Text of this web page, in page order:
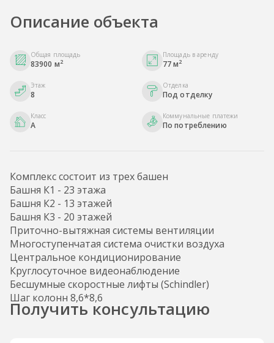
Описание объекта
Общая площадь
83900 м2
Площадь в аренду
77 м2
Этаж
8
Отделка
Под отделку
Класс
A
Коммунальные платежи
По потреблению
Комплекс состоит из трех башен
Башня К1 - 23 этажа
Башня К2 - 13 этажей
Башня К3 - 20 этажей
Приточно-вытяжная системы вентиляции
Многоступенчатая система очистки воздуха
Центральное кондиционирование
Круглосуточное видеонаблюдение
Бесшумные скоростные лифты (Schindler)
Шаг колонн 8,6*8,6
Получить консультацию